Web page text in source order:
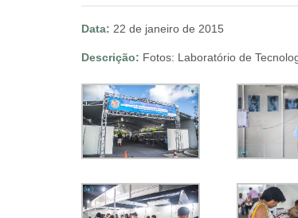
Data: 22 de janeiro de 2015
Descrição: Fotos: Laboratório de